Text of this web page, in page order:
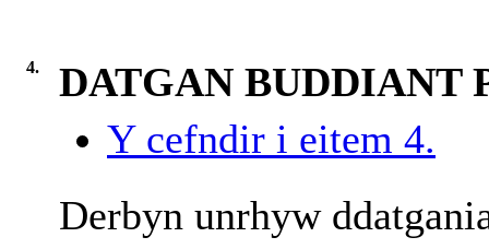
4.
DATGAN BUDDIANT
Y cefndir i eitem 4.
Derbyn unrhyw